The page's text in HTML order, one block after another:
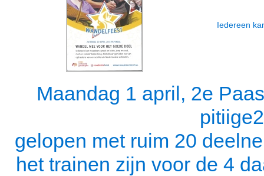
Iedereen
Maandag 1 april, 2e
gelopen met ruim 20
het trainen zijn voor de 4